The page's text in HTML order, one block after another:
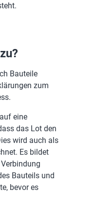
Bauteile
zum
eine
das Lot den
wird auch als
Es bildet
Bauteils und
bevor es